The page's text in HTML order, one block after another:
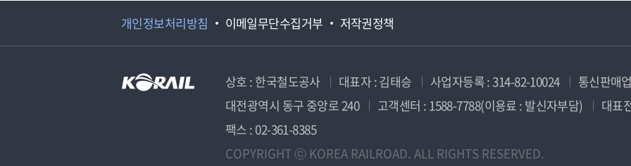
개인정보처리방침 이메일무단수집거부 저작권정책
상호 : 한국철도공사 대표자 : 김태승 사업자등록 : 314-82-10024
통신판매
대전광역시 동구 중앙로 240
고객센터 : 1588-7788(이용료 : 발신자부담)
대표
팩스 : 02-361-8385
COPYRIGHT ⓒ KOREA RAILROAD. ALL RIGHTS RESERVED.